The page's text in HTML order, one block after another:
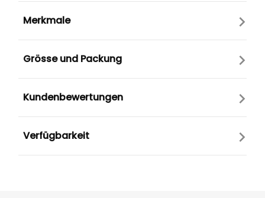
Merkmale
Grösse und Packung
Kundenbewertungen
Verfügbarkeit